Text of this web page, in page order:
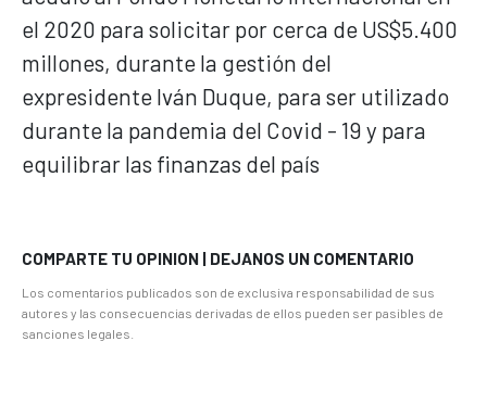
el 2020 para solicitar por cerca de US$5.400
millones, durante la gestión del
expresidente Iván Duque, para ser utilizado
durante la pandemia del Covid - 19 y para
equilibrar las finanzas del país
COMPARTE TU OPINION | DEJANOS UN COMENTARIO
Los comentarios publicados son de exclusiva responsabilidad de sus
autores y las consecuencias derivadas de ellos pueden ser pasibles de
sanciones legales.